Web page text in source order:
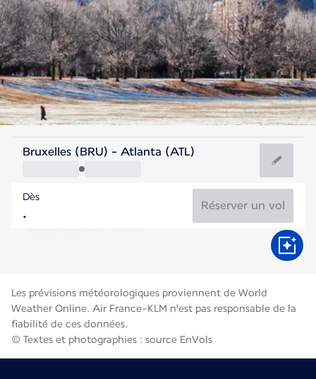
Etats-Unis
Atlanta
Etats-Unis
Bruxelles (BRU) - Atlanta (ATL)
Dès
Réserver un vol
Les prévisions météorologiques proviennent de World
Weather Online. Air France-KLM n'est pas responsable de la
fiabilité de ces données.
© Textes et photographies : source EnVols